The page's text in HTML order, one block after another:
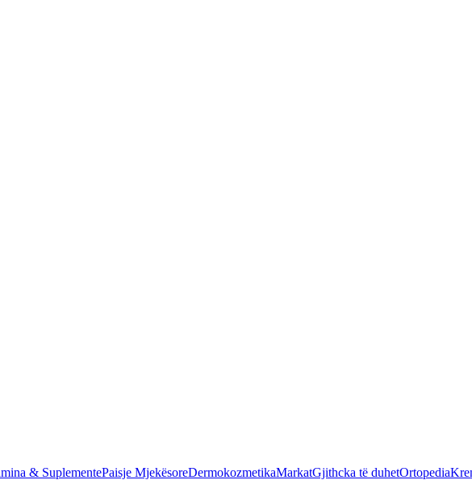
& SuplementePaisje MjekësoreDermokozmetikaMarkatGjithcka të duhetOrtopedia